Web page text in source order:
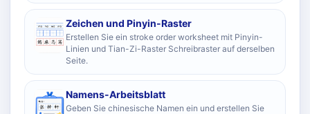
Zeichen und Pinyin-Raster
Erstellen Sie ein stroke order worksheet mit Pinyin-
Linien und Tian-Zi-Raster Schreibraster auf derselben
Seite.
Namens-Arbeitsblatt
Geben Sie chinesische Namen ein und erstellen Sie